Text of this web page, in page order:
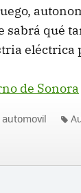
sabrá qué
eléctrica
de Sonora
automovil